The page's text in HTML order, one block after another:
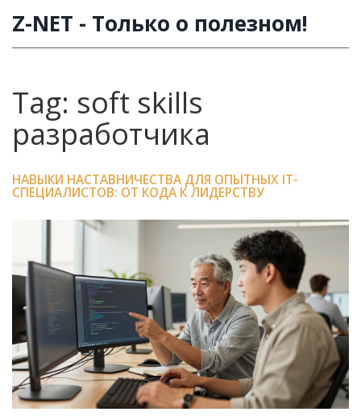
Z-NET - Только о полезном!
Tag: soft skills
разработчика
НАВЫКИ НАСТАВНИЧЕСТВА ДЛЯ ОПЫТНЫХ IT-
СПЕЦИАЛИСТОВ: ОТ КОДА К ЛИДЕРСТВУ